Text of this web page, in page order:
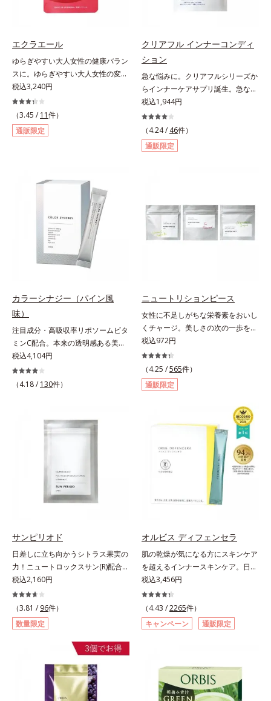
エクラエール
ゆらぎやすい大人女性の健康バラン
スに。ゆらぎやすい大人女性の変化
に寄り添うサプリメントです。2粒
に、女性の心強い味方である大豆イ
ソフラボン55mg(*1)と、金のユー
グレナ®(*2)250mgを配合しまし
た。フランス語で「輝き」を意味す
を、商品名に込めました。*1 アグ
リコン換算28mg*2 ユーグレナグラ
シリス粉末 金のユーグレナは株式
会社神鋼環境ソリューションの登録
商標です。
税込3,240円
（3.45 / 11件）
通販限定
クリアフル インナーコンディ
ション
急な悩みに。クリアフルシリーズか
らインナーケアサプリ誕生。急な悩
みに。ケアに行き詰まったすべての
女性に送る、「クリアフルシリー
ズ」のオールインワンサプリメント
です。ビタミンB1とB2を配合。ビ
タミンB6とビタミンCは、タイムリ
ラミドをプラス。さらにストレス社
会に負けないためのGABAも配合し
ました。現代社会を生き抜く女性の
すこやかな毎日を応援します。
税込1,944円
（4.24 / 46件）
通販限定
カラーシナジー（パイン風
味）
注目成分・高吸収率リポソームビタ
ミンC配合。本来の透明感ある美し
さを目指す美容サプリメント。みん
なが目指す美しさのゴールは、透明
感でした。注目成分リポソームビタ
しい効果を持つビタミンCには、口
から摂取しても吸収されにくく、多
るべく、独自技術によるオルビスの
リポソームビタミンCは高吸収率。
カラダと同じ成分でできたリポソー
従来のビタミンCに比べて吸収率が
差で届けるタイムデリバー設計をプ
ラスすることで体内に長く留め、最
大限アプローチしていきます。甘酸
っぱいパイン風味が口の中に爽やか
に広がる顆粒タイプ。水なしでもサ
ッと摂れます。
税込4,104円
（4.18 / 130件）
ニュートリションピース
女性に不足しがちな栄養素をおいし
くチャージ。美しさの次の一歩を引
き出すタブレット。現代女性に不足
しがちな栄養素に着目。ぽいっとひ
と口補いやすい６種類の「キレイの
素」、タブレットタイプのサプリメ
ントシリーズです。女性の不足栄養
素No.1 鉄分に葉酸をプラス、印象
づける晴れやかな表情を目指す「鉄
＆葉酸」、独自加工のビタミンCで
キレイと健康をサポートする「ビタ
ミンC＆ビタミンB2」、スムーズな
リズムづくりで快調を目指す「オリ
ゴ糖＆酵素」、いつだってイキイ
キ、あなたらしい表情をサポートす
る「ビタミンB群＆アミノ酸」、ス
クリアな1日のスタートに「ビタミ
ンA＆ルテイン」、紫外線を気にか
ける女性こそ不足しやすい栄養素を
チャージして、安定した美しさをサ
ポートする「カルシウム＆ビタミン
D」の全６種類。体の中からキレイ
の土台を整え、美しさの次の一歩を
引き出します。水なしでOK、持ち
感覚でおいしく楽しく続けられま
税込972円
（4.25 /565件）
通販限定
サンピリオド
日差しに立ち向かうシトラス果実の
力！ニュートロックスサン(R)配合の
インナーケア(*)。果実の力で日差し
に立ち向かうインナーケア(*)です。
強い紫外線が降り注ぐ南スペイン産
のシトラスとローズマリーから抽出
した話題の成分、「ニュートロック
スサン(R)」を配合。10年以上の研
究を重ねており、多くの国で実績の
ある夏のケア成分です。さらに夏の
ケアで有名なPLエキスと、欠かせな
い美容成分ビタミンCもプラス。独
税込2,160円
（3.81 / 96件）
数量限定
オルビス ディフェンセラ
肌の乾燥が気になる方にスキンケア
を超えるインナースキンケア。日本
初(*1)“肌にもトクホ(*2)”！肌の乾燥
が気になる方に。高純度に精製した
米胚芽由来のグルコシルセラミドを
配合。「肌の水分を逃しにくくする
ため、肌の乾燥が気になる方に適し
アです。“飲むスキンケア”だから、
顔だけでなく、背中や足など、スキ
ンケア機能は全身にも。なかなか手
税込3,456円
（4.43 /2265件）
キャンペーン
通販限定